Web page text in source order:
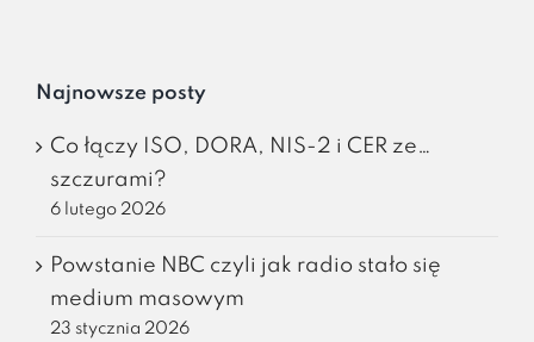
Najnowsze posty
Co łączy ISO, DORA, NIS-2 i CER ze…
szczurami?
6 lutego 2026
Powstanie NBC czyli jak radio stało się
medium masowym
23 stycznia 2026